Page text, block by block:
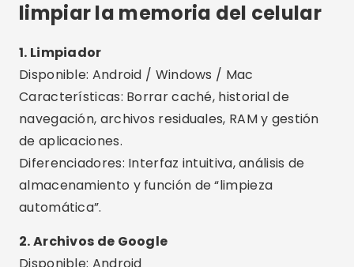
automática”.
2. Archivos de Google
Disponible: Android
Características: Elimina archivos innecesarios,
caché, vídeos grandes y archivos duplicados.
Diferenciadores: Seguro, sin publicidad y creado
por Google. Recomendaciones inteligentes con
IA.
3. Limpiador Nox
Disponible: Android
Características: Limpiador de caché, acelerador